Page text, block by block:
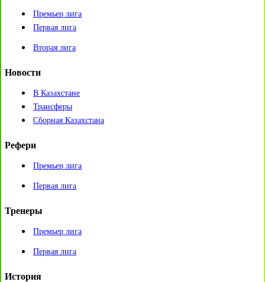
Премьер лига
Первая лига
Вторая лига
Новости
В Казахстане
Трансферы
Сборная Казахстана
Рефери
Премьер лига
Первая лига
Тренеры
Премьер лига
Первая лига
История